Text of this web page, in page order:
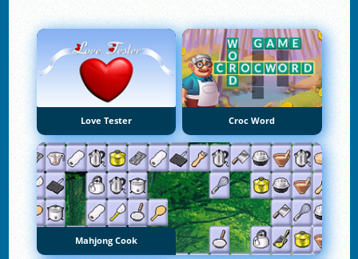
Love Tester Croc Word
Mahjong Cook